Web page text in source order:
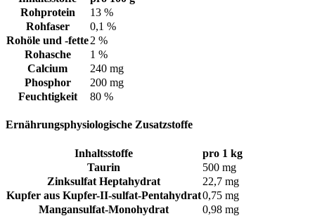
Rohprotein
13 %
Rohfaser
0,1 %
Rohöle und -fette2 %
Rohasche
1 %
Calcium
240 mg
Phosphor
200 mg
Feuchtigkeit
80 %
Ernährungsphysiologische Zusatzstoffe
Inhaltsstoffe
pro 1 kg
Taurin
500 mg
Zinksulfat Heptahydrat
22,7 mg
Kupfer aus Kupfer-II-sulfat-Pentahydrat0,75 mg
Mangansulfat-Monohydrat
0,98 mg